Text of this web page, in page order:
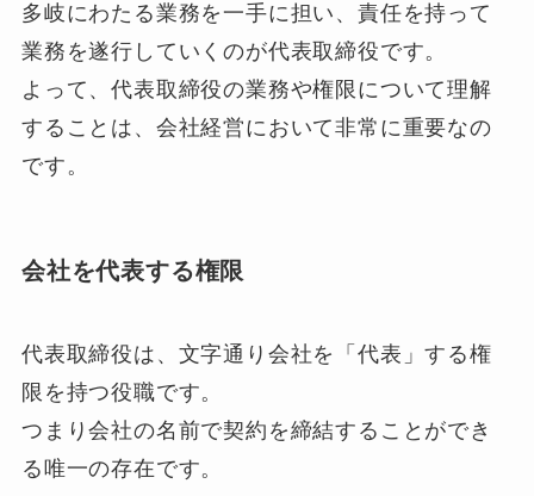
多岐にわたる業務を一手に担い、責任を持って
業務を遂行していくのが代表取締役です。
よって、代表取締役の業務や権限について理解
することは、会社経営において非常に重要なの
です。
会社を代表する権限
代表取締役は、文字通り会社を「代表」する権
限を持つ役職です。
つまり会社の名前で契約を締結することができ
る唯一の存在です。